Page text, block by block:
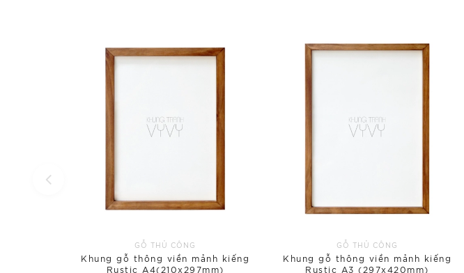
GỖ THỦ CÔNG
Khung gỗ thông viền mảnh kiếng
Rustic A4(210x297mm)
GỖ THỦ CÔNG
Khung gỗ thông viền mảnh kiếng
Rustic A3 (297x420mm)